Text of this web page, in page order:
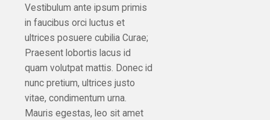
Vestibulum ante ipsum primis
in faucibus orci luctus et
ultrices posuere cubilia Curae;
Praesent lobortis lacus id
quam volutpat mattis. Donec id
nunc pretium, ultrices justo
vitae, condimentum urna.
Mauris egestas, leo sit amet